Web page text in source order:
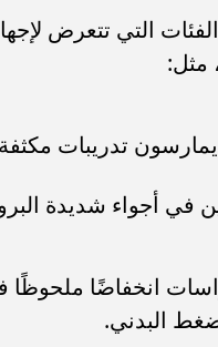
التي تتعرض
مثل:
يمارسون تدريبات مكثفة
في أجواء شديدة
انخفاضًا ملحوظًا
البدني.